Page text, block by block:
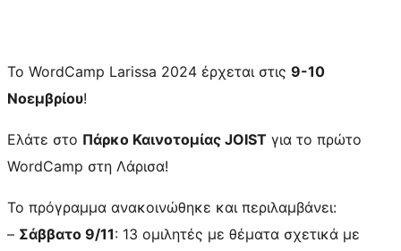
Το WordCamp Larissa 2024 έρχεται στις 9-10
Νοεμβρίου!
Ελάτε στο Πάρκο Καινοτομίας JOIST για το πρώτο
WordCamp στη Λάρισα!
Το πρόγραμμα ανακοινώθηκε και περιλαμβάνει:
– Σάββατο 9/11: 13 ομιλητές με θέματα σχετικά με